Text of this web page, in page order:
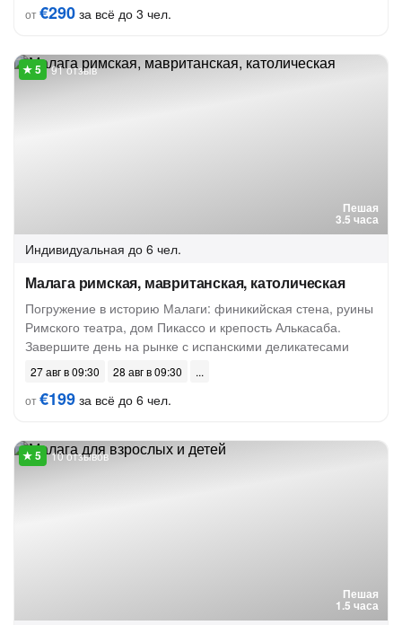
от€290 за всё до 3 чел.
Пешая
3.5 часа
91 отзыв
Индивидуальная до 6 чел.
Малага римская, мавританская, католическая
Погружение в историю Малаги: финикийская стена, руины
Римского театра, дом Пикассо и крепость Алькасаба.
Завершите день на рынке с испанскими деликатесами
27 авг в 09:30
28 авг в 09:30
от€199 за всё до 6 чел.
Пешая
1.5 часа
10 отзывов